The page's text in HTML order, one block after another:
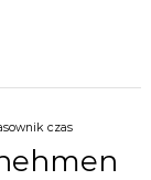
czas